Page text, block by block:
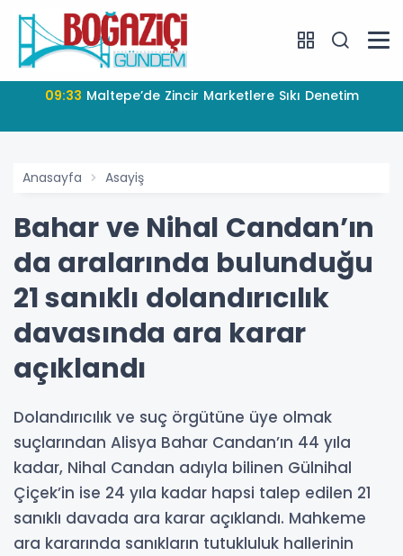
09:33 Maltepe’de Zincir Marketlere Sıkı Denetim
Anasayfa Asayiş
Bahar ve Nihal Candan’ın
da aralarında bulunduğu
21 sanıklı dolandırıcılık
davasında ara karar
açıklandı
Dolandırıcılık ve suç örgütüne üye olmak
suçlarından Alisya Bahar Candan’ın 44 yıla
kadar, Nihal Candan adıyla bilinen Gülnihal
Çiçek’in ise 24 yıla kadar hapsi talep edilen 21
sanıklı davada ara karar açıklandı. Mahkeme
ara kararında sanıkların tutukluluk hallerinin